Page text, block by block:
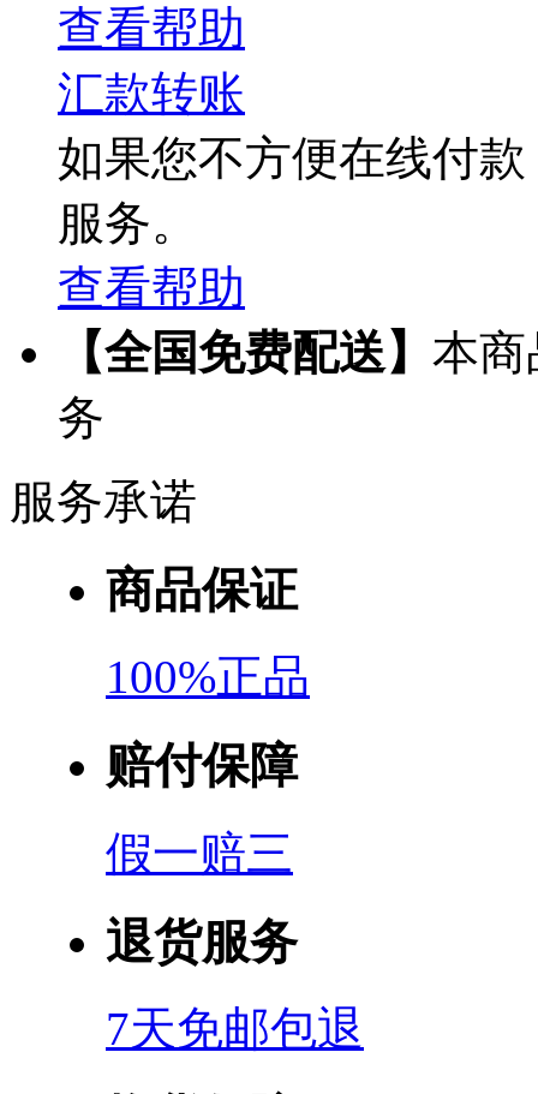
查看帮助
汇款转账
如果您不方便在线付
服务。
查看帮助
【全国免费配送】 本商
务
服务承诺
商品保证
100%正品
赔付保障
假一赔三
退货服务
7天免邮包退